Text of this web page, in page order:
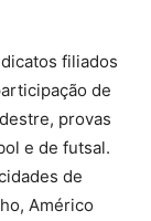
filiados
de
provas
e de futsal.
de
Américo